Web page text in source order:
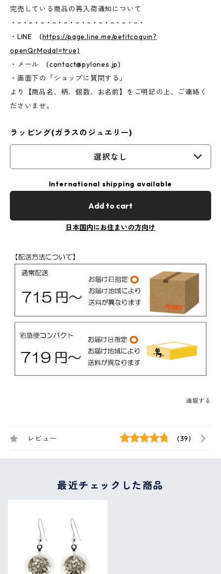
完売している商品の再入荷通知について
・−・−・−・−・−・−・−・−・−・−・−・
・LINE (https://page.line.me/petitcoquin?
openQrModal=true)
・メール (contact@pylones.jp)
・画面下の「ショップに質問する」
より【商品名、柄、個数、お名前】をご明記の上、ご連絡く
ださいませ。
ラッピング(ガラスのジュエリー)
選択なし
International shipping available
Add to cart
日本国内にお住まいの方向け
通報する
レビュー (39)
最近チェックした商品